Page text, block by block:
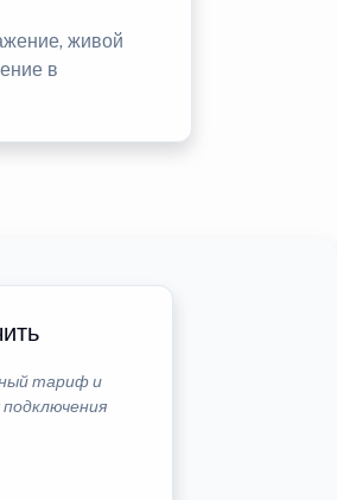
живой
в
тариф и